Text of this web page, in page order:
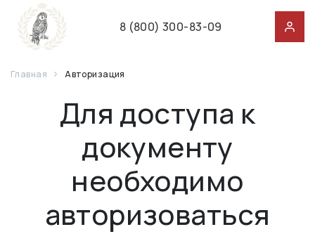
8 (800) 300-83-09
Главная Авторизация
Для доступа к
документу
необходимо
авторизоваться